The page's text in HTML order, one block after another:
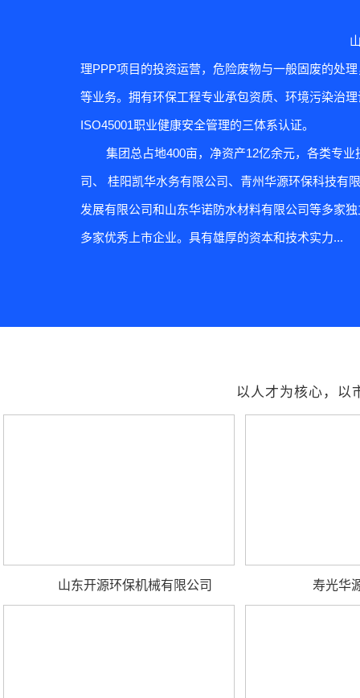
土壤修复
理PPP项目的投资运营，危险废物与一般固废的处
等业务。拥有环保工程专业承包资质、环境污染治
ISO45001职业健康安全管理的三体系认证。
集团总占地400亩，净资产12亿余元，各类专业
司、 桂阳凯华水务有限公司、青州华源环保科技有
发展有限公司和山东华诺防水材料有限公司等多家
多家优秀上市企业。具有雄厚的资本和技术实力...
以人才为核心，以
山东开源环保机械有限公司 寿光华